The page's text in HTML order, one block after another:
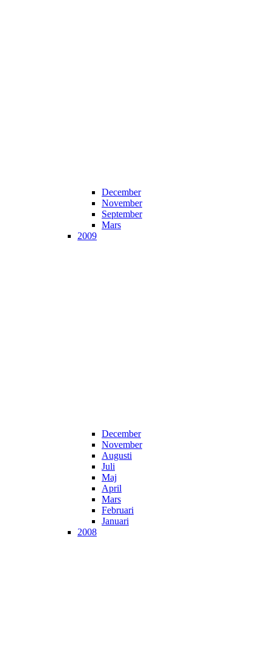
December
November
September
Mars
2009
December
November
Augusti
Juli
Maj
April
Mars
Februari
Januari
2008